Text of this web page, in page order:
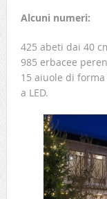
Alcuni numeri:
425 abeti dai 40
985 erbacee
15 aiuole di
a LED.